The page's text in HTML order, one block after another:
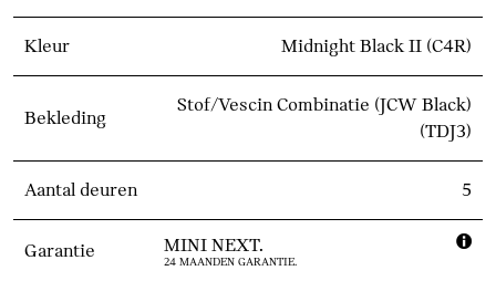
Kleur Midnight Black II (C4R)
Bekleding
Stof/Vescin Combinatie (JCW Black)
(TDJ3)
Aantal deuren 5
Garantie MINI NEXT.
24 MAANDEN GARANTIE.